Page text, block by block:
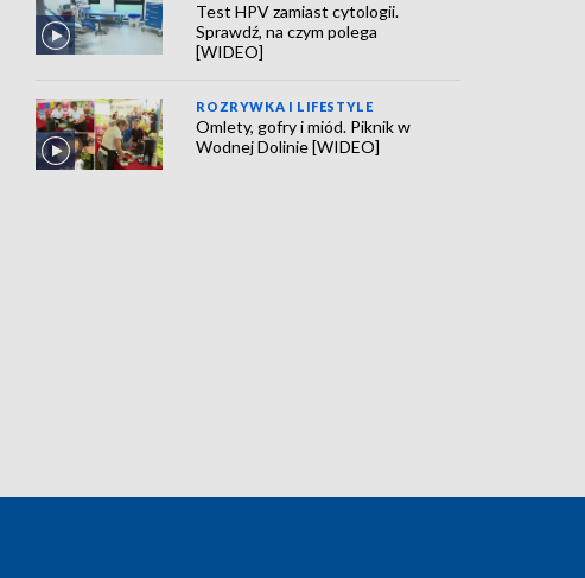
Test HPV zamiast cytologii.
Sprawdź, na czym polega
[WIDEO]
ROZRYWKA I LIFESTYLE
Omlety, gofry i miód. Piknik w
Wodnej Dolinie [WIDEO]